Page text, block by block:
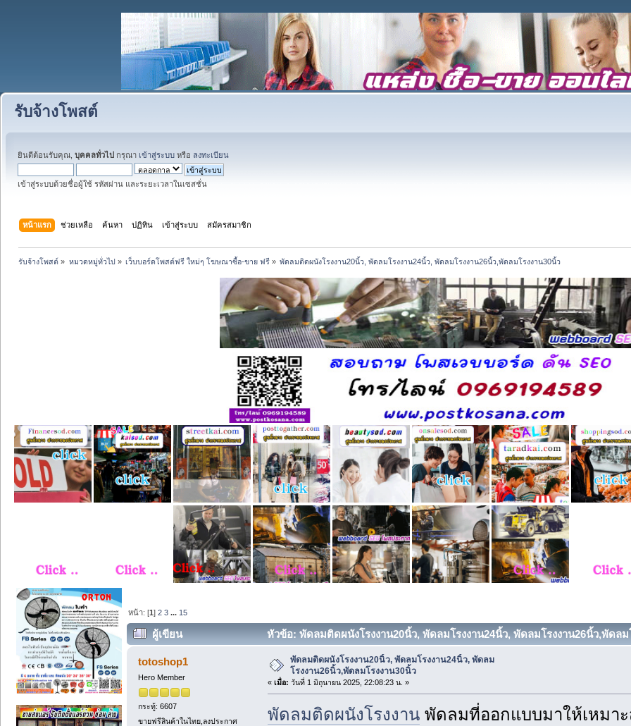
รับจ้างโพสต์
ยินดีต้อนรับคุณ, บุคคลทั่วไป กรุณา เข้าสู่ระบบ หรือ ลงทะเบียน
เข้าสู่ระบบด้วยชื่อผู้ใช้ รหัสผ่าน และระยะเวลาในเซสชั่น
หน้าแรก ช่วยเหลือ ค้นหา ปฏิทิน เข้าสู่ระบบ สมัครสมาชิก
รับจ้างโพสต์ » หมวดหมู่ทั่วไป» เว็บบอร์ดโพสต์ฟรี ใหม่ๆ โฆษณาซื้อ-ขาย ฟรี» พัดลมติดผนังโรงงาน20นิ้ว, พัดลมโรงงาน24นิ้ว, พัดลมโรงงาน26นิ้ว,พัดลมโรงงาน30นิ้ว
หน้า: [1]2 3 ... 15
ผู้เขียน
หัวข้อ: พัดลมติดผนังโรงงาน20นิ้ว, พัดลมโรงงาน24นิ้ว, พัดลมโรงงาน26นิ้ว,พัดลม
ครั้ง)
totoshop1
Hero Member
กระทู้: 6607
ขายฟรีสินค้าในไทย,ลงประกาศ
พัดลมติดผนังโรงงาน20นิ้ว, พัดลมโรงงาน24นิ้ว, พัดลม
โรงงาน26นิ้ว,พัดลมโรงงาน30นิ้ว
« เมื่อ: วันที่ 1 มิถุนายน 2025, 22:08:23 น. »
พัดลมติดผนังโรงงานพัดลมที่ออกแบบมาให้เหมาะ